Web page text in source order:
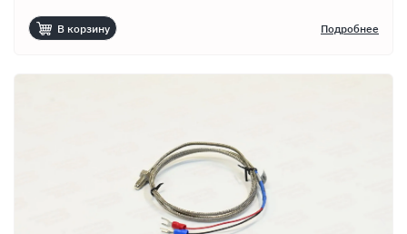
В корзину Подробнее